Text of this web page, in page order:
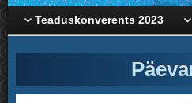
Teaduskonverents 2023